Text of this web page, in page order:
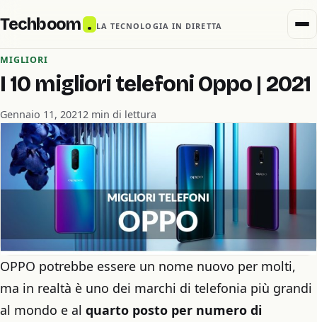
Techboom . LA TECNOLOGIA IN DIRETTA
MIGLIORI
I 10 migliori telefoni Oppo | 2021
Gennaio 11, 2021 2 min di lettura
OPPO potrebbe essere un nome nuovo per molti,
ma in realtà è uno dei marchi di telefonia più grandi
al mondo e al quarto posto per numero di